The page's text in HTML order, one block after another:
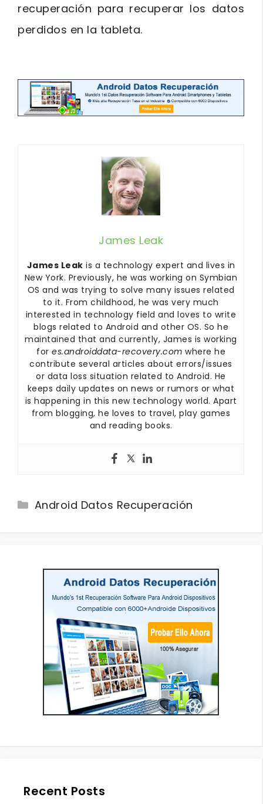
recuperación para recuperar los datos
perdidos en la tableta.
James Leak
James Leak is a technology expert and lives in
New York. Previously, he was working on Symbian
OS and was trying to solve many issues related
to it. From childhood, he was very much
interested in technology field and loves to write
blogs related to Android and other OS. So he
maintained that and currently, James is working
for es.androiddata-recovery.com where he
contribute several articles about errors/issues
or data loss situation related to Android. He
keeps daily updates on news or rumors or what
is happening in this new technology world. Apart
from blogging, he loves to travel, play games
and reading books.
Categories
Android Datos Recuperación
Recent Posts